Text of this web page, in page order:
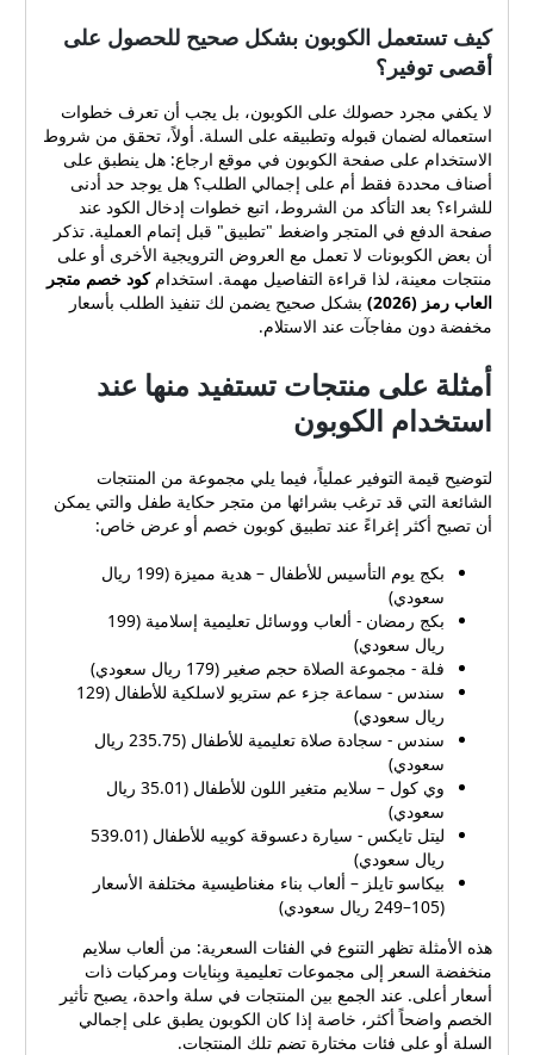
إضافية بتكلفة أقل. كود خصم
فرصة لتخفيض التكلفة عند
إتمام عملية الدفع، مما يجعله
أداة مناسبة للعائلات التي تبحث
عن تنويع ألعاب أطفالها أو
تجهيز هدايا مناسبة بأسعار
أفضل. كيف تستعمل الكوبون
بشكل صحيح للحصول على
أقصى توفير؟ لا يكفي مجرد
حصولك على الكوبون، بل يجب
أن تعرف خطوات استعماله
لضمان قبوله وتطبيقه على
السلة. أولاً، تحقق من شروط
الاستخدام على صفحة الكوبون
في موقع ارجاع: هل ينطبق
على أصناف محددة فقط أم
على إجمالي الطلب؟ هل يوجد
حد أدنى للشراء؟ بعد التأكد من
الشروط، اتبع خطوات إدخال
الكود عند صفحة الدفع في
المتجر واضغط "تطبيق" قبل
إتمام العملية. تذكر أن بعض
الكوبونات لا تعمل مع العروض
الترويجية الأخرى أو على
منتجات معينة، لذا قراءة
التفاصيل مهمة. استخدام كود
بشكل صحيح يضمن لك تنفيذ
الطلب بأسعار مخفضة دون
مفاجآت عند الاستلام. أمثلة
على منتجات تستفيد منها عند
استخدام الكوبون لتوضيح قيمة
التوفير عملياً، فيما يلي
مجموعة من المنتجات الشائعة
التي قد ترغب بشرائها من
متجر حكاية طفل والتي يمكن
أن تصبح أكثر إغراءً عند تطبيق
كوبون خصم أو عرض خاص:
بكج يوم التأسيس للأطفال –
هدية مميزة (199 ريال سعودي)
كيف تستعمل الكوبون بشكل صحيح للحصول على
أقصى توفير؟
لا يكفي مجرد حصولك على الكوبون، بل يجب أن تعرف خطوات
استعماله لضمان قبوله وتطبيقه على السلة. أولاً، تحقق من شروط
الاستخدام على صفحة الكوبون في موقع ارجاع: هل ينطبق على
أصناف محددة فقط أم على إجمالي الطلب؟ هل يوجد حد أدنى
للشراء؟ بعد التأكد من الشروط، اتبع خطوات إدخال الكود عند
صفحة الدفع في المتجر واضغط "تطبيق" قبل إتمام العملية. تذكر
أن بعض الكوبونات لا تعمل مع العروض الترويجية الأخرى أو على
منتجات معينة، لذا قراءة التفاصيل مهمة. استخدامكود خصم متجر
العاب رمز (2026)
بشكل صحيح يضمن لك تنفيذ الطلب بأسعار
مخفضة دون مفاجآت عند الاستلام.
أمثلة على منتجات تستفيد منها عند
استخدام الكوبون
لتوضيح قيمة التوفير عملياً، فيما يلي مجموعة من المنتجات
الشائعة التي قد ترغب بشرائها من متجر حكاية طفل والتي يمكن
أن تصبح أكثر إغراءً عند تطبيق كوبون خصم أو عرض خاص:
بكج يوم التأسيس للأطفال – هدية مميزة (199 ريال
سعودي)
بكج رمضان - ألعاب ووسائل تعليمية إسلامية (199
ريال سعودي)
فلة - مجموعة الصلاة حجم صغير (179 ريال سعودي)
سندس - سماعة جزء عم ستريو لاسلكية للأطفال (129
ريال سعودي)
سندس - سجادة صلاة تعليمية للأطفال (235.75 ريال
سعودي)
وي كول – سلايم متغير اللون للأطفال (35.01 ريال
سعودي)
ليتل تايكس - سيارة دعسوقة كوبيه للأطفال (539.01
ريال سعودي)
بيكاسو تايلز – ألعاب بناء مغناطيسية مختلفة الأسعار
(105–249 ريال سعودي)
هذه الأمثلة تظهر التنوع في الفئات السعرية: من ألعاب سلايم
منخفضة السعر إلى مجموعات تعليمية وبِنايات ومركبات ذات
أسعار أعلى. عند الجمع بين المنتجات في سلة واحدة، يصبح تأثير
الخصم واضحاً أكثر، خاصة إذا كان الكوبون يطبق على إجمالي
السلة أو على فئات مختارة تضم تلك المنتجات.